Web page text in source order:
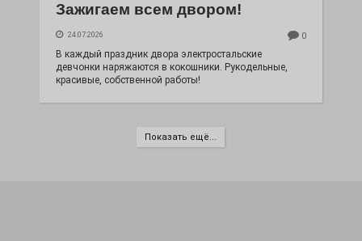
Зажигаем всем двором!
24.07.2026 0
В каждый праздник двора электростальские
девчонки наряжаются в кокошники. Рукодельные,
красивые, собственной работы!
Показать ещё...